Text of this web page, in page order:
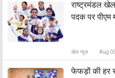
राष्ट्रमंडल
पदक पर पीएम
खेल न्यूज़ Aug
फेफड़ों की हर